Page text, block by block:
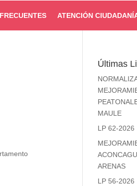
ATENCIÓN
Últimas
MAULE
LP 62-2026
ARENAS
LP 56-2026